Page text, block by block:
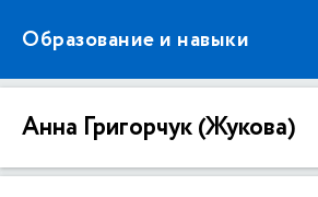
Образование и навыки
Анна Григорчук (Жукова)